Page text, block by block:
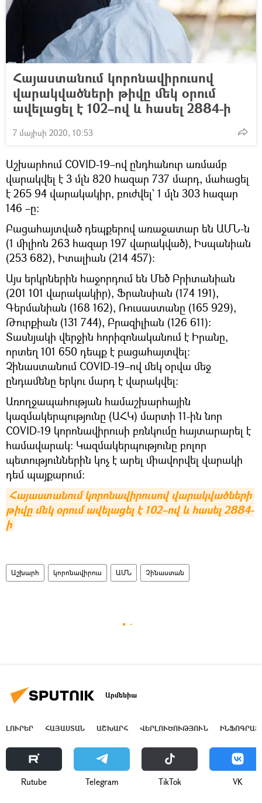
Հայաստանում կորոնավիրուսով
վարակվածների թիվը մեկ օրում
ավելացել է 102–ով և հասել 2884-ի
7 մայիսի 2020, 10:53
Աշխարհում COVID-19–ով ընդհանուր առմամբ
վարակվել է 3 մլն 820 հազար 737 մարդ, մահացել
է 265 94 վարակակիր, բուժվել` 1 մլն 303 հազար
146 –ը։
Բացահայտված դեպքերով առաջատար են ԱՄՆ-ն
(1 միլիոն 263 հազար 197 վարակված), Իսպանիան
(253 682), Իտալիան (214 457):
Այս երկրներին հաջորդում են Մեծ Բրիտանիան
(201 101 վարակակիր), Ֆրանսիան (174 191),
Գերմանիան (168 162), Ռուսաստանը (165 929),
Թուրքիան (131 744), Բրազիլիան (126 611)։
Տասնյակի վերջին հորիզոնականում է Իրանը,
որտեղ 101 650 դեպք է բացահայտվել։
Չինաստանում COVID-19–ով մեկ օրվա մեջ
ընդամենը երկու մարդ է վարակվել։
Առողջապահության համաշխարհային
կազմակերպությունը (ԱՀԿ) մարտի 11-ին նոր
COVID-19 կորոնավիրուսի բռնկումը հայտարարել է
համավարակ: Կազմակերպությունը բոլոր
պետություններին կոչ է արել միավորվել վարակի
դեմ պայքարում։
Հայաստանում կորոնավիրուսով վարակվածների
թիվը մեկ օրում ավելացել է 102–ով և հասել 2884-
ի
Աշխարհ կորոնավիրուս ԱՄՆ Չինաստան
Արմենիա
ԼՈՒՐԵՐ ՀԱՅԱՍՏԱՆ ԱՇԽԱՐՀ ՎԵՐԼՈՒԾՈՒԹՅՈՒՆ
Rutube Telegram ТikТоk VK